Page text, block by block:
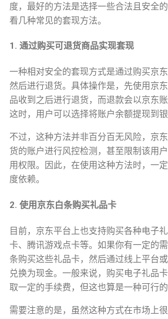
度，最好的方法是选择一些合法且安全
看几种常见的套现方法。
1. 通过购买可退货商品实现套现
一种相对安全的套现方式是通过购买京东
然后进行退货。具体操作是，先使用京
品收到之后进行退货，而退款会以京东
这时，用户可以选择将账户余额提现到银
不过，这种方法并非百分百无风险，京
货的账户进行风控检测，甚至限制该用
用权限。因此，在使用这种方法时，一
度依赖。
2. 使用京东白条购买礼品卡
目前，京东平台上也支持购买各种电子
卡、腾讯游戏点卡等。如果你有一定的
条购买这些礼品卡，然后通过线上平台
兑换为现金。一般来说，购买电子礼品
取一定的手续费，但这也算是一种可行的
需要注意的是，虽然这种方式在市场上